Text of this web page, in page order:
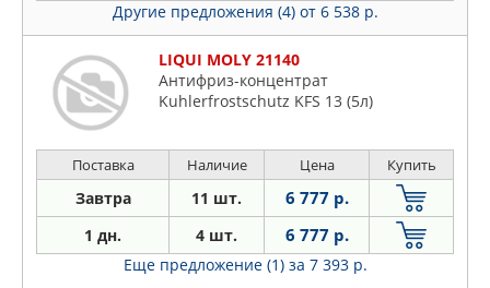
Другие предложения (4) от 6 538 р.
LIQUI MOLY 21140
Антифриз-концентрат
Kuhlerfrostschutz KFS 13 (5л)
Поставка Наличие Цена Купить
Завтра 11 шт. 6 777 р.
1 дн. 4 шт. 6 777 р.
Еще предложение (1) за 7 393 р.